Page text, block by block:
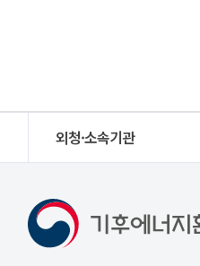
외청·소속기관